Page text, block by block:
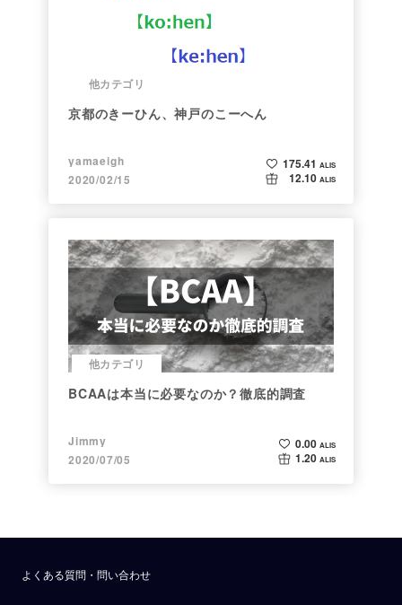
他カテゴリ
京都のきーひん、神戸のこーへん
yamaeigh
2020/02/15
175.41 ALIS
12.10 ALIS
他カテゴリ
BCAAは本当に必要なのか？徹底的調査
Jimmy
2020/07/05
0.00 ALIS
1.20 ALIS
よくある質問・問い合わせ